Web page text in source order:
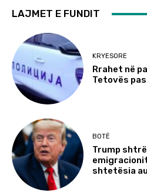
LAJMET E FUNDIT
KRYESORE
Rrahet në
Tetovës
BOTË
Trump
shtetësia